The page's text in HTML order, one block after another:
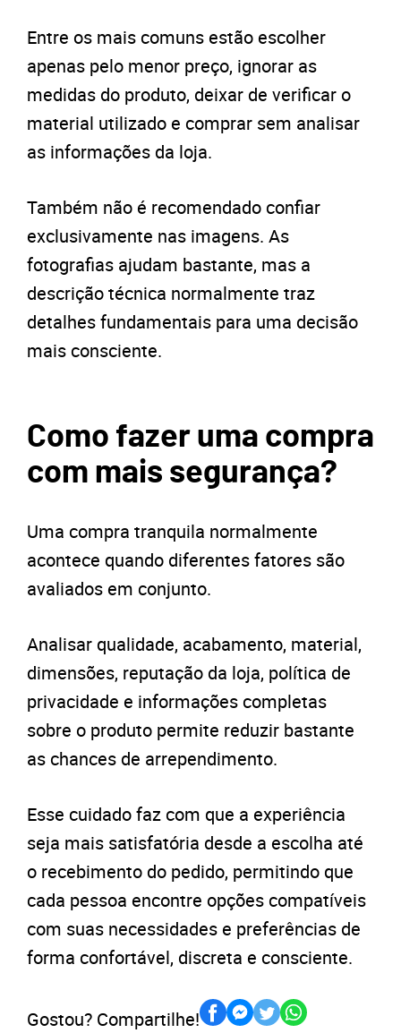
Entre os mais comuns estão escolher
apenas pelo menor preço, ignorar as
medidas do produto, deixar de verificar o
material utilizado e comprar sem analisar
as informações da loja.
Também não é recomendado confiar
exclusivamente nas imagens. As
fotografias ajudam bastante, mas a
descrição técnica normalmente traz
detalhes fundamentais para uma decisão
mais consciente.
Como fazer uma compra
com mais segurança?
Uma compra tranquila normalmente
acontece quando diferentes fatores são
avaliados em conjunto.
Analisar qualidade, acabamento, material,
dimensões, reputação da loja, política de
privacidade e informações completas
sobre o produto permite reduzir bastante
as chances de arrependimento.
Esse cuidado faz com que a experiência
seja mais satisfatória desde a escolha até
o recebimento do pedido, permitindo que
cada pessoa encontre opções compatíveis
com suas necessidades e preferências de
forma confortável, discreta e consciente.
Gostou? Compartilhe!